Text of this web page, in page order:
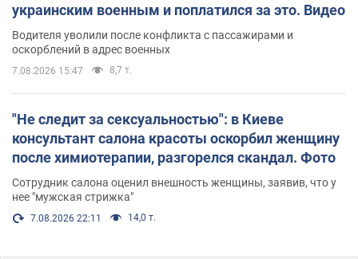
украинским военным и поплатился за это. Видео
Водителя уволили после конфликта с пассажирами и
оскорблений в адрес военных
7.08.2026 15:47 8,7 т.
"Не следит за сексуальностью": в Киеве
консультант салона красоты оскорбил женщину
после химиотерапии, разгорелся скандал. Фото
Сотрудник салона оценил внешность женщины, заявив, что у
нее "мужская стрижка"
7.08.2026 22:11 14,0 т.